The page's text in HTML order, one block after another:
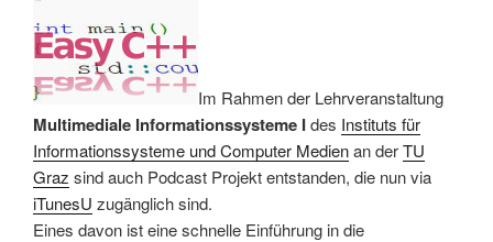
Im Rahmen der Lehrveranstaltung
Multimediale Informationssysteme Ides Instituts für
Informationssysteme und Computer Medienan derTU
Graz sind auch Podcast Projekt entstanden, die nun via
iTunesU zugänglich sind.
Eines davon ist eine schnelle Einführung in die